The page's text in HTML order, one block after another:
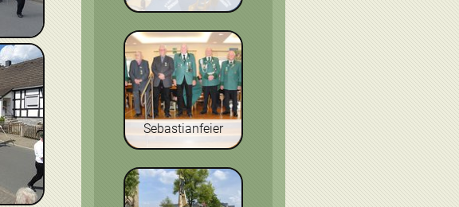
Sebastianfeier